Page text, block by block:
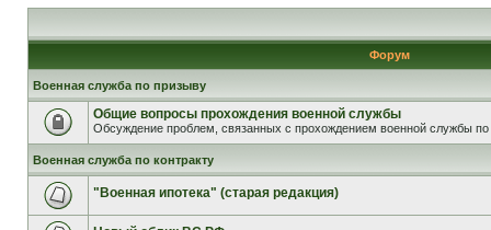
Форум
Военная служба по призыву
Общие вопросы прохождения военной службы
Обсуждение проблем, связанных с прохождением военной службы по
Военная служба по контракту
"Военная ипотека" (старая редакция)